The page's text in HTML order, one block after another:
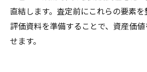
直結します。査定前にこれらの要素
評価資料を準備することで、資産価
せます。